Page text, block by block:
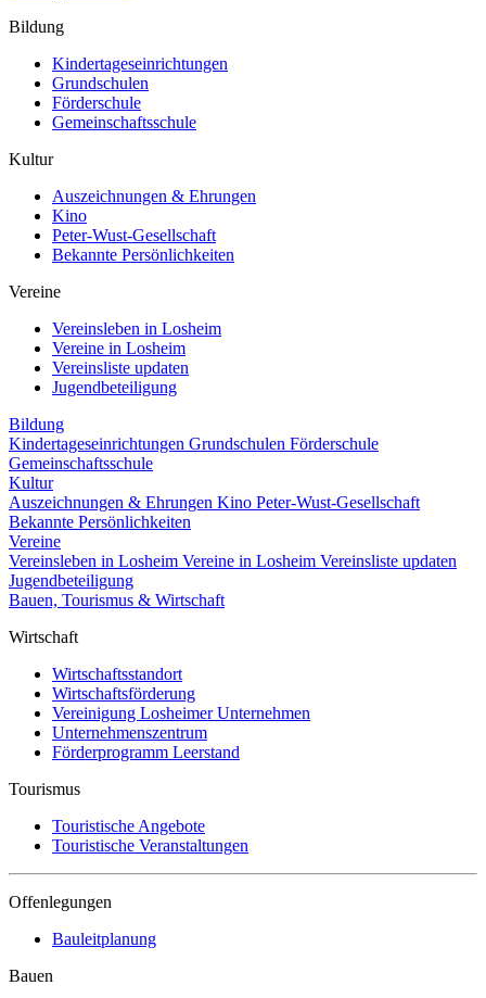
Bildung
Kindertageseinrichtungen
Grundschulen
Förderschule
Gemeinschaftsschule
Kultur
Auszeichnungen & Ehrungen
Kino
Peter-Wust-Gesellschaft
Bekannte Persönlichkeiten
Vereine
Vereinsleben in Losheim
Vereine in Losheim
Vereinsliste updaten
Jugendbeteiligung
Bildung
Kindertageseinrichtungen Grundschulen Förderschule
Gemeinschaftsschule
Kultur
Auszeichnungen & Ehrungen Kino Peter-Wust-Gesellschaft
Bekannte Persönlichkeiten
Vereine
Vereinsleben in Losheim Vereine in Losheim Vereinsliste updaten
Jugendbeteiligung
Bauen, Tourismus & Wirtschaft
Wirtschaft
Wirtschaftsstandort
Wirtschaftsförderung
Vereinigung Losheimer Unternehmen
Unternehmenszentrum
Förderprogramm Leerstand
Tourismus
Touristische Angebote
Touristische Veranstaltungen
Offenlegungen
Bauleitplanung
Bauen